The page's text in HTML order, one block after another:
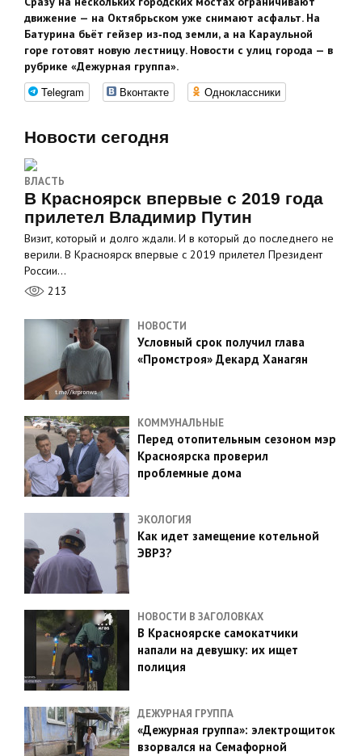
движение — на Октябрьском уже снимают асфальт. На
Батурина бьёт гейзер из‑под земли, а на Караульной
горе готовят новую лестницу. Новости с улиц города — в
рубрике «Дежурная группа».
Telegram Вконтакте Одноклассники
Новости сегодня
ВЛАСТЬ
В Красноярск впервые с 2019 года
прилетел Владимир Путин
Визит, который и долго ждали. И в который до последнего не
верили. В Красноярск впервые с 2019 прилетел Президент
России…
213
НОВОСТИ
Условный срок получил глава
«Промстроя» Декард Ханагян
КОММУНАЛЬНЫЕ
Перед отопительным сезоном мэр
Красноярска проверил
проблемные дома
ЭКОЛОГИЯ
Как идет замещение котельной
ЭВРЗ?
НОВОСТИ В ЗАГОЛОВКАХ
В Красноярске самокатчики
напали на девушку: их ищет
полиция
ДЕЖУРНАЯ ГРУППА
«Дежурная группа»: электрощиток
взорвался на Семафорной